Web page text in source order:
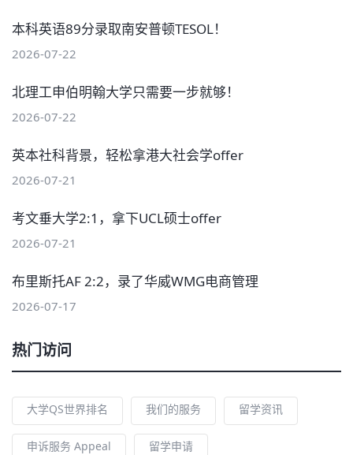
本科英语89分录取南安普顿TESOL！
2026-07-22
北理工申伯明翰大学只需要一步就够！
2026-07-22
英本社科背景，轻松拿港大社会学offer
2026-07-21
考文垂大学2:1，拿下UCL硕士offer
2026-07-21
布里斯托AF 2:2，录了华威WMG电商管理
2026-07-17
热门访问
大学QS世界排名 我们的服务 留学资讯
申诉服务 Appeal 留学申请